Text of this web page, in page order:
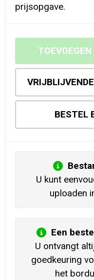
prijsopgave.
BESTEL
U kunt
uploaden
Een
U ontvangt
goedkeuring
het